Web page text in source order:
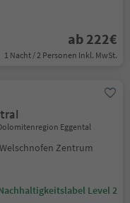
ab 222€
1 Nacht / 2 Personen Inkl. MwSt.
Eggental
Zentrum
Level 2